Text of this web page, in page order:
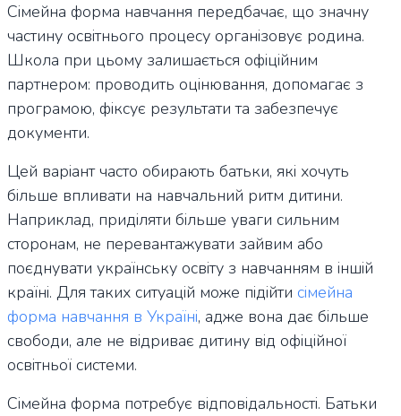
Сімейна форма навчання передбачає, що значну
частину освітнього процесу організовує родина.
Школа при цьому залишається офіційним
партнером: проводить оцінювання, допомагає з
програмою, фіксує результати та забезпечує
документи.
Цей варіант часто обирають батьки, які хочуть
більше впливати на навчальний ритм дитини.
Наприклад, приділяти більше уваги сильним
сторонам, не перевантажувати зайвим або
поєднувати українську освіту з навчанням в іншій
країні. Для таких ситуацій може підійти сімейна
форма навчання в Україні, адже вона дає більше
свободи, але не відриває дитину від офіційної
освітньої системи.
Сімейна форма потребує відповідальності. Батьки